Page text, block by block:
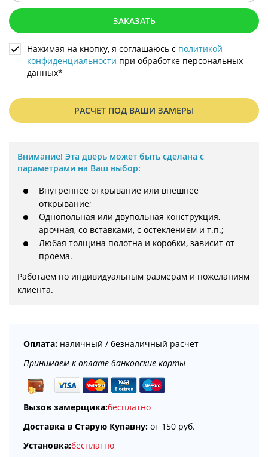
ЗАКАЗАТЬ
Нажимая на кнопку, я соглашаюсь с политикой
конфиденциальности при обработке персональных
данных*
РАСЧЕТ ПОД ВАШИ ЗАМЕРЫ
Внимание! Эта дверь может быть сделана с
параметрами на Ваш выбор:
Внутреннее открывание или внешнее
открывание;
Однопольная или двупольная конструкция,
арочная, со вставками, с остеклением и т.п.;
Любая толщина полотна и коробки, зависит от
проема.
Работаем по индивидуальным размерам и пожеланиям
клиента.
Оплата: наличный / безналичный расчет
Принимаем к оплате банковские карты
Вызов замерщика:бесплатно
Доставка в Старую Купавну: от 150 руб.
Установка:бесплатно